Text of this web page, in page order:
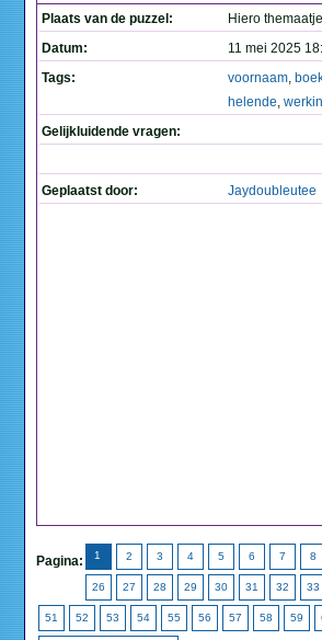
Plaats van de puzzel:
Hiero themaatje
Datum:
11 mei 2025
Tags:
voornaam,
helende,
Gelijkluidende vragen:
Geplaatst door: Jaydoubleutee
Pagina: 1 2 3 4 5 6 7 8
26 27 28 29 30 31 32 33
51 52 53 54 55 56 57 58 59